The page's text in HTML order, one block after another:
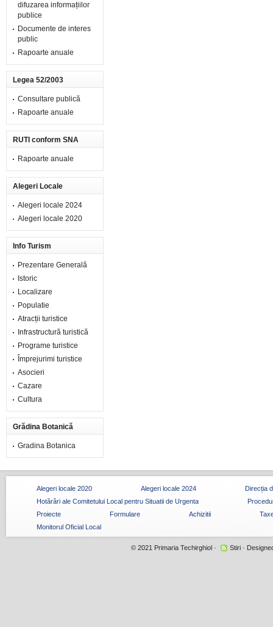
difuzarea informațiilor
publice
Documente de interes
public
Rapoarte anuale
Legea 52/2003
Consultare publică
Rapoarte anuale
RUTI conform SNA
Rapoarte anuale
Alegeri Locale
Alegeri locale 2024
Alegeri locale 2020
Info Turism
Prezentare Generală
Istoric
Localizare
Populatie
Atracții turistice
Infrastructură turistică
Programe turistice
Împrejurimi turistice
Asocieri
Cazare
Cultura
Grădina Botanică
Gradina Botanica
Alegeri locale 2020 Alegeri locale 2024
Direcția
Hotărâri ale Comitetului Local pentru Situatii de Urgenta
Proiecte
Formulare Achizitii
Monitorul Oficial Local
© 2021 Primaria Techirghiol· Stiri·